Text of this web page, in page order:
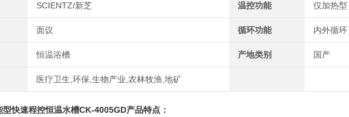
SCIENTZ/新芝 温控功能 仅加热型
面议 循环功能 内外循环
恒温浴槽 产地类别 国产
医疗卫生,环保,生物产业,农林牧渔,地矿
型快速程控恒温水槽CK-4005GD产品特点：